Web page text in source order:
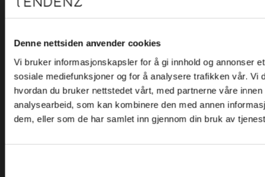
Denne nettsiden anvender cookies
Vi bruker informasjonskapsler for å gi innhold og annonser
sosiale mediefunksjoner og for å analysere trafikken vår. Vi
hvordan du bruker nettstedet vårt, med partnerne våre
analysearbeid, som kan kombinere den med annen
dem, eller som de har samlet inn gjennom din bruk av
Kjøpsvilkår
Personvern
Holtegata 26, 0355 Oslo
Telefon: +47 22 92 50 00
E-post: kundeservice@tendenz.net
Nyttige lenker
Datablad